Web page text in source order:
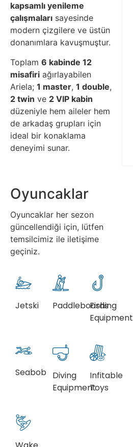
kapsamlı yenileme
çalışmaları sayesinde
modern çizgilere ve üstün
donanımlara kavuşmuştur.
Toplam 6 kabinde 12
misafiri ağırlayabilen
Ariela; 1 master, 1 double,
2 twin ve 2 VIP kabin
düzeniyle hem aileler hem
de arkadaş grupları için
ideal bir konaklama
deneyimi sunar.
Oyuncaklar
Oyuncaklar her sezon
güncellendiği için, lütfen
temsilcimiz ile iletişime
geçiniz.
Jetski Paddleboards
Fishing
Equipment
Seabob
Diving
Equipment
Infitable
Toys